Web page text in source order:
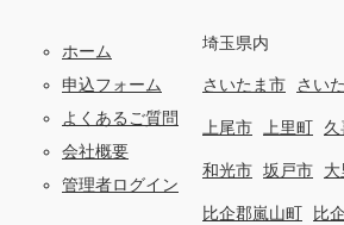
ホーム
申込フォーム
よくあるご質問
会社概要
管理者ログイン
埼玉県内
さいたま市 さい
上尾市 上里町
和光市 坂戸市
比企郡嵐山町 比